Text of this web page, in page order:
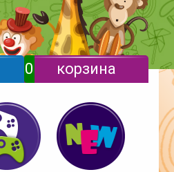
0 корзина